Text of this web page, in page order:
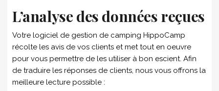
L’analyse des données reçues
Votre logiciel de gestion de camping HippoCamp
récolte les avis de vos clients et met tout en oeuvre
pour vous permettre de les utiliser à bon escient. Afin
de traduire les réponses de clients, nous vous offrons la
meilleure lecture possible :